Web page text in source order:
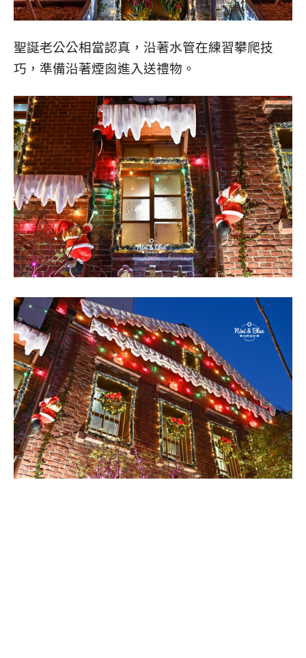
聖誕老公公相當認真，沿著水管在練習攀爬技
巧，準備沿著煙囪進入送禮物。